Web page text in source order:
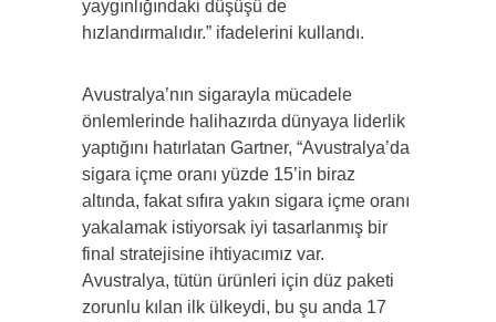
yaygınlığındaki düşüşü de
hızlandırmalıdır.” ifadelerini kullandı.
Avustralya’nın sigarayla mücadele
önlemlerinde halihazırda dünyaya liderlik
yaptığını hatırlatan Gartner, “Avustralya’da
sigara içme oranı yüzde 15’in biraz
altında, fakat sıfıra yakın sigara içme oranı
yakalamak istiyorsak iyi tasarlanmış bir
final stratejisine ihtiyacımız var.
Avustralya, tütün ürünleri için düz paketi
zorunlu kılan ilk ülkeydi, bu şu anda 17